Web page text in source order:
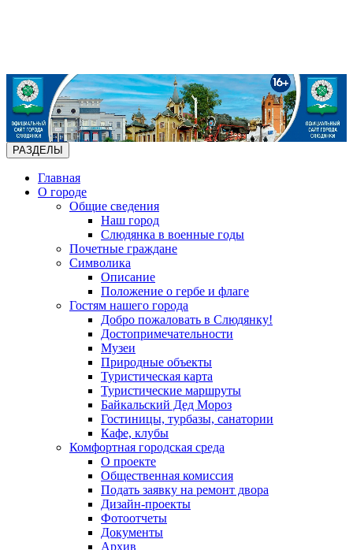
РАЗДЕЛЫ
Главная
О городе
Общие сведения
Наш город
Слюдянка в военные годы
Почетные граждане
Символика
Описание
Положение о гербе и флаге
Гостям нашего города
Добро пожаловать в Слюдянку!
Достопримечательности
Музеи
Природные объекты
Туристическая карта
Туристические маршруты
Байкальский Дед Мороз
Гостиницы, турбазы, санатории
Кафе, клубы
Комфортная городская среда
О проекте
Общественная комиссия
Подать заявку на ремонт двора
Дизайн-проекты
Фотоотчеты
Документы
Архив